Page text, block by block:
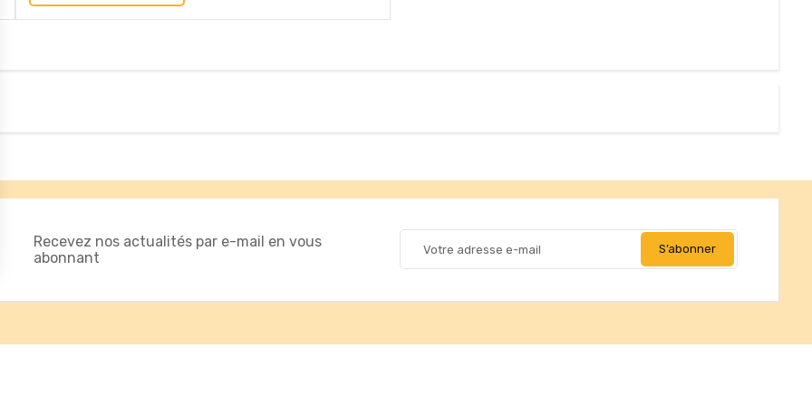
Recevez nos actualités par e-mail en vous
abonnant
ou des bannières, qui seront affichées sur les pages de Google.
de confidentialité, en garantissant la conformité avec les réglementations. Personnalisez vos préférences pour contrôler la manière